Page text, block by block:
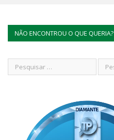
NÃO ENCONTROU O QUE QUERIA?